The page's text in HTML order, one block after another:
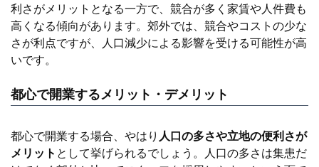
利さがメリットとなる一方で、競合が多く家賃や人件費も
高くなる傾向があります。郊外では、競合やコストの少な
さが利点ですが、人口減少による影響を受ける可能性が高
いです。
都心で開業するメリット・デメリット
都心で開業する場合、やはり 人口の多さや立地の便利さが
メリット として挙げられるでしょう。人口の多さは集患だ